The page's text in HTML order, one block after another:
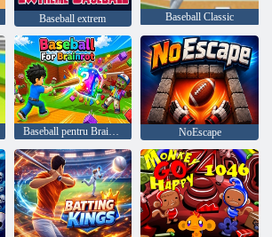
Baseball extrem Baseball Classic
Baseball pentru Brainrot NoEscape